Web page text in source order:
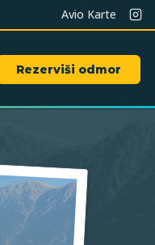
Avio Karte
Rezerviši odmor